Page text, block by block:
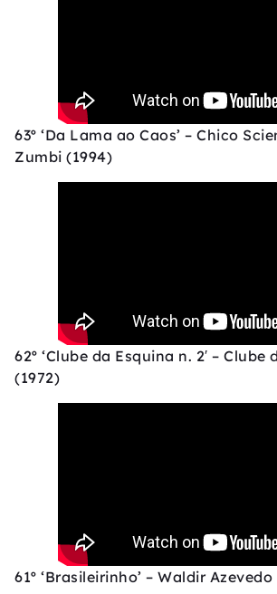
63º ‘Da Lama ao Caos’ – Chico
Zumbi (1994)
62º ‘Clube da Esquina n. 2′ – Clube
(1972)
61º ‘Brasileirinho’ – Waldir